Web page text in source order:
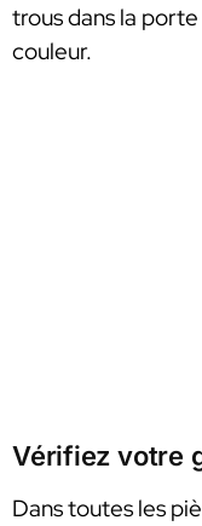
trous dans la
couleur.
Vérifiez votre
Dans toutes les